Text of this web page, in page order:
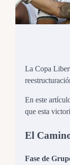
La Copa
En este
que esta
El
Fase de